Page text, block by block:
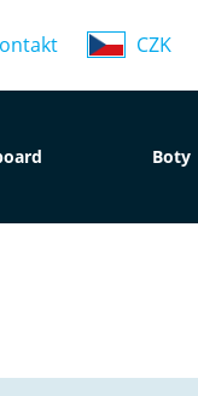
CZK
Boty